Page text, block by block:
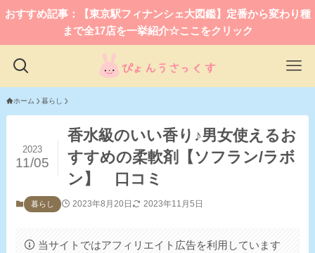
おすすめ記事：【東京駅フィナンシェ大図鑑】定番から変わり種
まで全17店を一挙紹介☆ここをクリック
ホーム 暮らし
香水級のいい香り♪男女使えるお
すすめの柔軟剤【ソフラン/ラボ
ン】 口コミ
2023
11/05
暮らし 2023年8月20日 2023年11月5日
当サイトではアフィリエイト広告を利用しています